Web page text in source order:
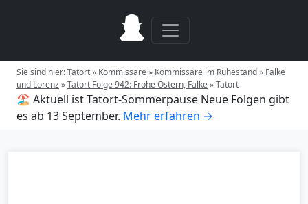
Sie sind hier:Tatort» Kommissare» Kommissare im Ruhestand» Falke
und Lorenz»Tatort Folge 942: Frohe Ostern, Falke»Tatort
🏖️ Aktuell ist Tatort-Sommerpause Neue Folgen gibt
es ab 13 September. Mehr erfahren →